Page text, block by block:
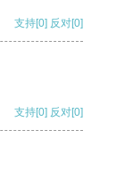
支持[0] 反对[0]
支持[0] 反对[0]